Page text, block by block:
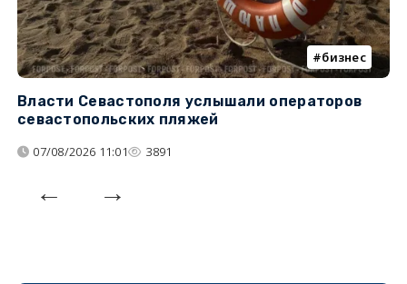
бизнес
Власти Севастополя услышали операторов
севастопольских пляжей
07/08/2026 11:01 3891